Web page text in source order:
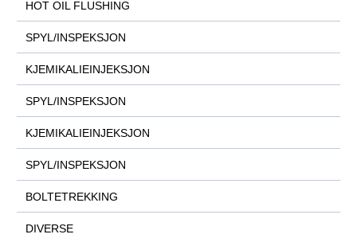
HOT OIL FLUSHING
SPYL/INSPEKSJON
KJEMIKALIEINJEKSJON
SPYL/INSPEKSJON
KJEMIKALIEINJEKSJON
SPYL/INSPEKSJON
BOLTETREKKING
DIVERSE